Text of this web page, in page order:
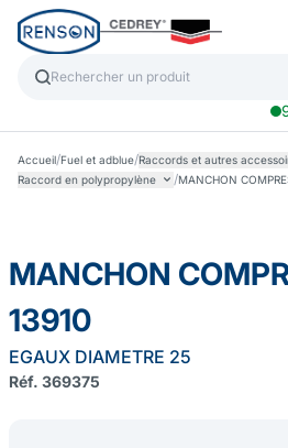
Accueil/Fuel et adblue/Raccords et autres
Raccord en polypropylène /MANCHON
MANCHON
13910
EGAUX DIAMETRE 25
Réf. 369375